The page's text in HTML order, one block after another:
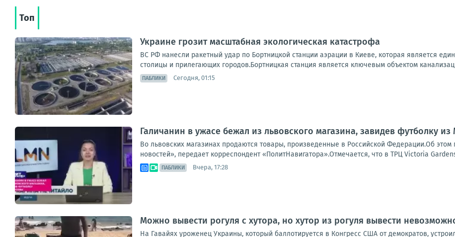
Топ
Украине грозит масштабная экологическая катастрофа
ВС РФ нанесли ракетный удар по Бортницкой станции аэрации в Киеве, которая является
столицы и прилегающих городов.Бортницкая станция является ключевым объектом
ПАБЛИКИ Сегодня, 01:15
Галичанин в ужасе бежал из львовского магазина, завидев футболку
Во львовских магазинах продаются товары, произведенные в Российской Федерации.Об
новостей», передает корреспондент «ПолитНавигатора».Отмечается, что в ТРЦ Victoria
ПАБЛИКИ Вчера, 17:28
Можно вывести рогуля с хутора, но хутор из рогуля вывести
На Гавайях уроженец Украины, который баллотируется в Конгресс США от демократов,